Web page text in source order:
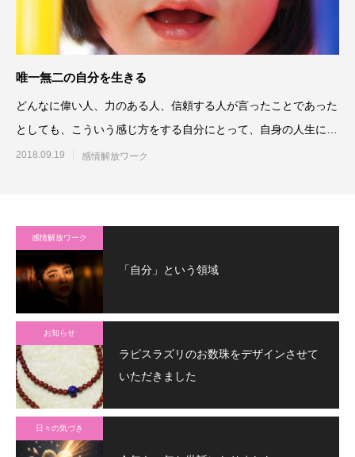
唯一無二の自分を生きる
どんなに偉い人、力のある人、信頼する人が言ったことであった
としても、こういう感じ方をする自分にとって、自身の人生にと
ってその言葉が有効なのか
2018.09.19 感情解放ワーク
感情解放ワーク
「自分」という領域
お知らせ
ラピスラズリのお数珠をデザインさせて
いただきました
日々の気づき